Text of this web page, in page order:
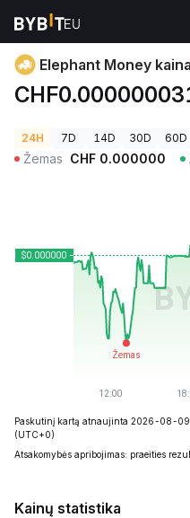
Kriptovaliutų kainos Elephant
Elephant Money kaina
24H 7D 14D 30D 60D
Žemas CHF 0.000000
Paskutinį kartą atnaujinta 2026-08-
(UTC+0)
Atsakomybės apribojimas: praeities
Kainų statistika